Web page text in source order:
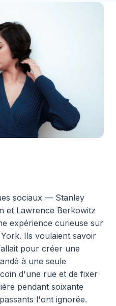
sociaux — Stanley
et Lawrence Berkowitz
expérience curieuse sur
Ils voulaient savoir
pour créer une
à une seule
d'une rue et de fixer
pendant soixante
l'ont ignorée.